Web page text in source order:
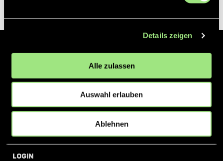
Details zeigen
Alle zulassen
Auswahl erlauben
Ablehnen
Der Hockeyliga e.V. ist verantwortlich für die Organisation und
der Halle. Insgesamt sind über 60 Vereine unter dem Dach der
Hockeyliga organisiert, sowohl im Herren als auch im Damen
News
Login
Kontakt